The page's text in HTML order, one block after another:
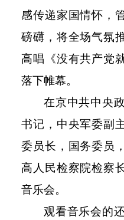
感传递家国情怀，
磅礴，将全场气氛
高唱《没有共产党
落下帷幕。
在京中共中央
书记，中央军委副
委员长，国务委员
高人民检察院检察
音乐会。
观看音乐会的